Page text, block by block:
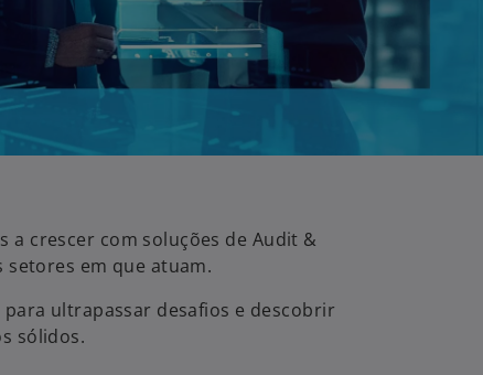
a crescer com soluções de Audit &
setores em que atuam.
ultrapassar desafios e descobrir
sólidos.